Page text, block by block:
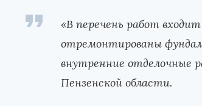
«В перечень работ
отремонтированы
внутренние отделочные
Пензенской области.